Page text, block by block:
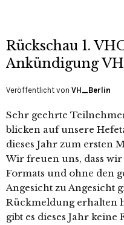
Rückschau 1.
Ankündigung
Veröffentlicht von VH_Berlin
Sehr geehrte
blicken auf unsere
dieses Jahr zum ersten
Wir freuen uns, dass
Formats und ohne den
Angesicht zu Angesicht
Rückmeldung erhalten
gibt es dieses Jahr